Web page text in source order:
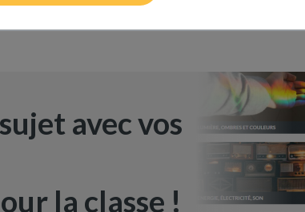
avec vos
la classe !